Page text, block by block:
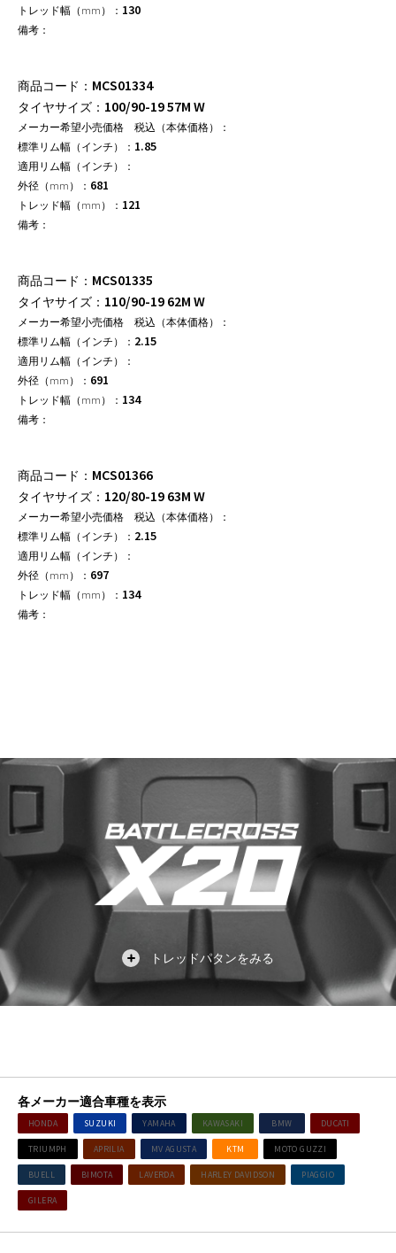
130
MCS01334
100/90-19 57M W
1.85
681
121
MCS01335
110/90-19 62M W
2.15
691
134
MCS01366
120/80-19 63M W
2.15
697
134
各メーカー適合車種を表示
HONDA SUZUKI YAMAHA KAWASAKI BMW DUCATI
TRIUMPH APRILIA MV AGUSTA KTM MOTO GUZZI
BUELL BIMOTA LAVERDA HARLEY DAVIDSON PIAGGIO
GILERA